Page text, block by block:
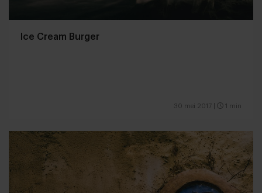
Ice Cream Burger
30 mei 2017 1 min